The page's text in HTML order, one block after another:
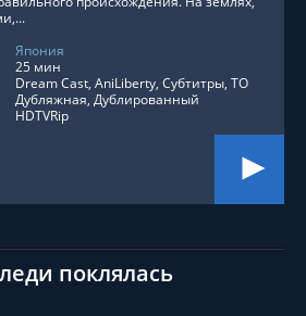
Япония
25 мин
Dream Cast, AniLiberty, Субтитры, ТО
Дубляжная, Дублированный
HDTVRip
поклялась